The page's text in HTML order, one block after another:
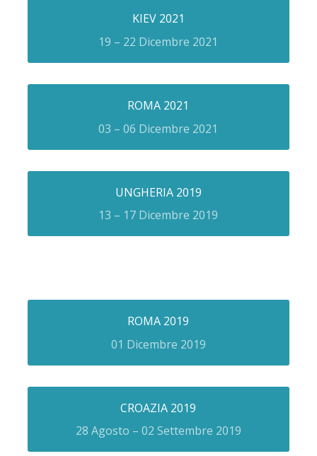
KIEV 2021
19 – 22 Dicembre 2021
ROMA 2021
03 – 06 Dicembre 2021
UNGHERIA 2019
13 – 17 Dicembre 2019
ROMA 2019
01 Dicembre 2019
CROAZIA 2019
28 Agosto – 02 Settembre 2019